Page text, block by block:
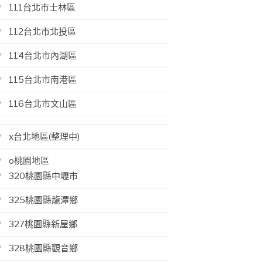
111台北市士林區
112台北市北投區
114台北市內湖區
115台北市南港區
116台北市文山區
x台北地區(整理中)
o桃園地區
320桃園縣中壢市
325桃園縣龍潭鄉
327桃園縣新屋鄉
328桃園縣觀音鄉